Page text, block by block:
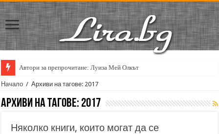
Автори за препрочитане: Луиза Мей Олкът
Начало / Архиви на тагове: 2017
Архиви на тагове: 2017
Няколко книги, които могат да се